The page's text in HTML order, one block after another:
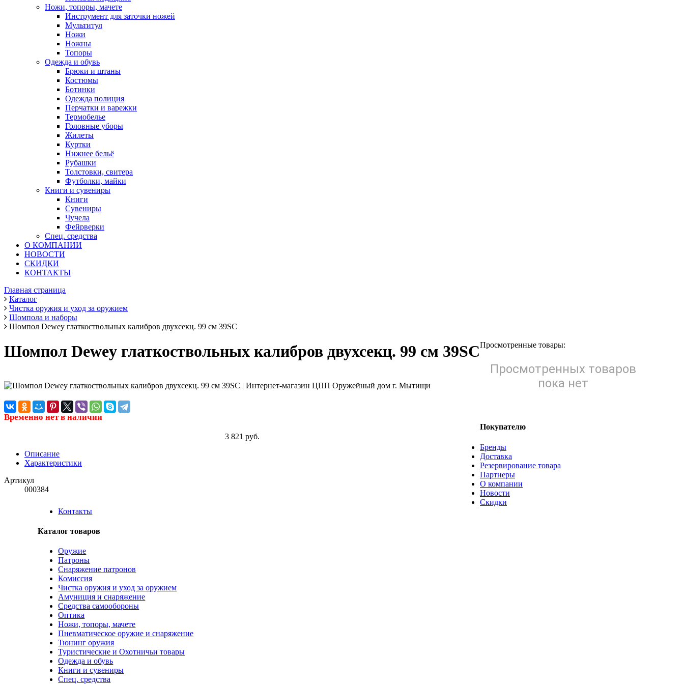
Ножи, топоры, мачете
Инструмент для заточки ножей
Мультитул
Ножи
Ножны
Топоры
Одежда и обувь
Брюки и штаны
Костюмы
Ботинки
Одежда полиция
Перчатки и варежки
Термобелье
Головные уборы
Жилеты
Куртки
Нижнее бельё
Рубашки
Толстовки, свитера
Футболки, майки
Книги и сувениры
Книги
Сувениры
Чучела
Фейрверки
Спец. средства
О КОМПАНИИ
НОВОСТИ
СКИДКИ
КОНТАКТЫ
Главная страница
Каталог
Чистка оружия и уход за оружием
Шомпола и наборы
Шомпол Dewey глаткоствольных калибров двухсекц. 99 см 39SC
Шомпол Dewey глаткоствольных калибров двухсекц. 99 см 39SC
Временно нет в наличии
3 821 руб.
Описание
Характеристики
Артикул
000384
Просмотренные товары:
Просмотренных товаров
пока нет
Покупателю
Бренды
Доставка
Резервирование товара
Партнеры
О компании
Новости
Скидки
Контакты
Каталог товаров
Оружие
Патроны
Снаряжение патронов
Комиссия
Чистка оружия и уход за оружием
Амуниция и снаряжение
Средства самообороны
Оптика
Ножи, топоры, мачете
Пневматическое оружие и снаряжение
Тюнинг оружия
Туристические и Охотничьи товары
Одежда и обувь
Книги и сувениры
Спец. средства